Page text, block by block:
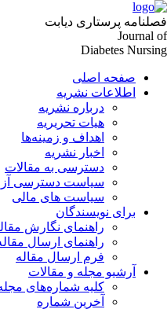
پرستاری دیابت
Journal
Diabetes
صفحه اصلی
اطلاعات نشریه
درباره نشریه
هیات تحریریه
اهداف و زمینه‌ها
اخبار نشریه
دسترسی به مقالات
سیاست دسترسی آزاد
سیاست های مالی
برای نویسندگان
راهنمای نگارش مقاله
راهنمای ارسال مقاله
فرم ارسال مقاله
آرشیو مجله و مقالات
کلیه شماره‌های مجله
آخرین شماره